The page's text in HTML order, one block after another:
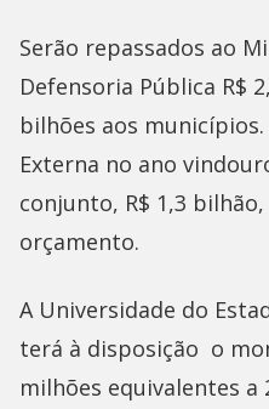
Serão repassados ao
Defensoria Pública R$
bilhões aos
Externa no ano
conjunto, R$ 1,3
orçamento.
A Universidade do
terá à disposição o
milhões equivalentes a